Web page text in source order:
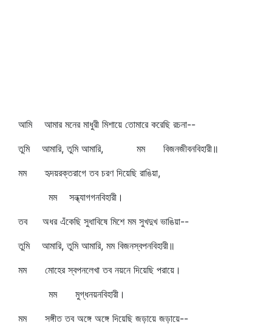
আমি আমার মনের মাধুরী মিশায়ে তোমারে করেছি রচনা--
তুমি আমারি, তুমি আমারি, মম বিজনজীবনবিহারী॥
মম হৃদয়রক্তরাগে তব চরণ দিয়েছি রাঙিয়া,
মম সন্ধ্যাগগনবিহারী।
তব অধর এঁকেছি সুধাবিষে মিশে মম সুখদুখ ভাঙিয়া--
তুমি আমারি, তুমি আমারি, মম বিজনস্বপনবিহারী॥
মম মোহের স্বপনলেখা তব নয়নে দিয়েছি পরায়ে।
মম মুগ্ধনয়নবিহারী।
মম সঙ্গীত তব অঙ্গে অঙ্গে দিয়েছি জড়ায়ে জড়ায়ে--